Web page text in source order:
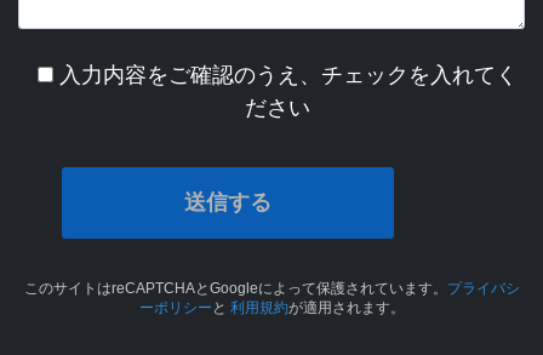
入力内容をご確認のうえ、チェックを入れてく
ださい
このサイトはreCAPTCHAとGoogleによって保護されています。
プライバシ
ーポリシー と 利用規約が適用されます。